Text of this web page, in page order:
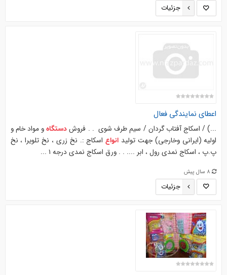
جزئیات
اعطای نمایندگی فعال
...) / اسکاج آفتاب گردان / سیم طرف شوی . . فروش دستگاهو مواد خام و
اولیه (ایرانی وخارجی) جهت تولید انواعاسکاج :. نخ زری ، نخ تلویرا ، نخ
پ.پ ، اسکاج نمدی رول ، ابر .... . . ورق اسکاج نمدی درجه ۱ ...
8 سال پیش
جزئیات